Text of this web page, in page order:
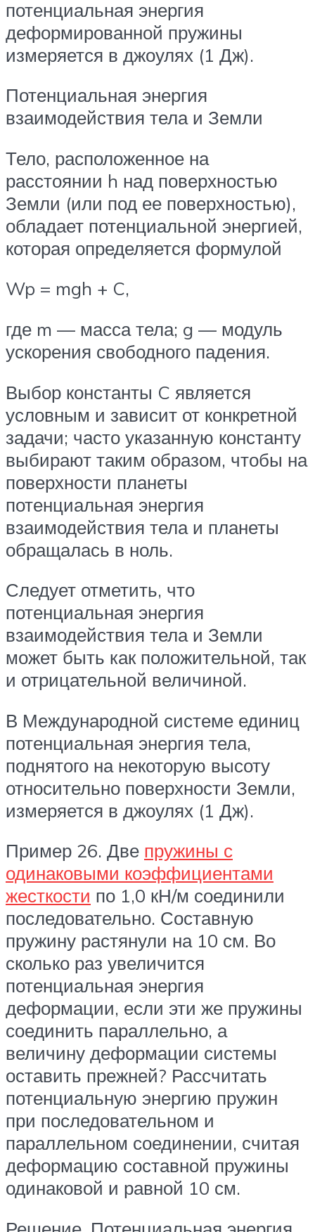
потенциальная энергия
деформированной пружины
измеряется в джоулях (1 Дж).
Потенциальная энергия
взаимодействия тела и Земли
Тело, расположенное на
расстоянии h над поверхностью
Земли (или под ее поверхностью),
обладает потенциальной энергией,
которая определяется формулой
Wp = mgh + C,
где m — масса тела; g — модуль
ускорения свободного падения.
Выбор константы C является
условным и зависит от конкретной
задачи; часто указанную константу
выбирают таким образом, чтобы на
поверхности планеты
потенциальная энергия
взаимодействия тела и планеты
обращалась в ноль.
Следует отметить, что
потенциальная энергия
взаимодействия тела и Земли
может быть как положительной, так
и отрицательной величиной.
В Международной системе единиц
потенциальная энергия тела,
поднятого на некоторую высоту
относительно поверхности Земли,
измеряется в джоулях (1 Дж).
Пример 26. Две пружины с
одинаковыми коэффициентами
жесткости по 1,0 кН/м соединили
последовательно. Составную
пружину растянули на 10 см. Во
сколько раз увеличится
потенциальная энергия
деформации, если эти же пружины
соединить параллельно, а
величину деформации системы
оставить прежней? Рассчитать
потенциальную энергию пружин
при последовательном и
параллельном соединении, считая
деформацию составной пружины
одинаковой и равной 10 см.